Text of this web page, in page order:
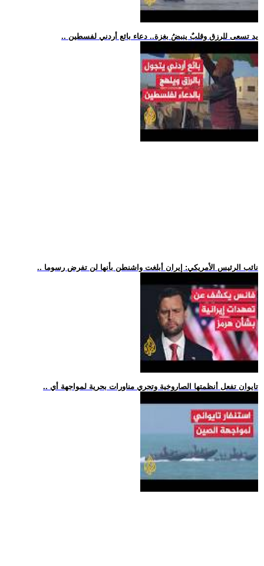
.. يد تسعى للرزق وقلبٌ ينبضُ بغزة.. دعاء بائع أردني لفسطين
.. نائب الرئيس الأمريكي: إيران أبلغت واشنطن بأنها لن تفرض رسوما
.. تايوان تفعل أنظمتها الصاروخية وتجري مناورات بحرية لمواجهة أي